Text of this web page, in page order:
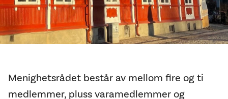
Menighetsrådet består av mellom fire og ti
medlemmer, pluss varamedlemmer og